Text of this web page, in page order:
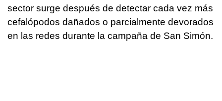
sector surge después de detectar cada vez más
cefalópodos dañados o parcialmente devorados
en las redes durante la campaña de San Simón.